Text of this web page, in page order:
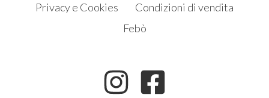
Privacy e Cookies
Condizioni di vendita
Febò